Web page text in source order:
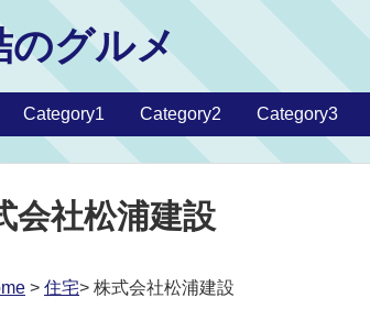
のグルメ
Category1 Category2 Category3
会社松浦建設
> 住宅> 株式会社松浦建設